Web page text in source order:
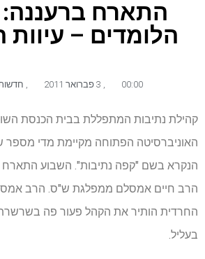
התארח
הלומדים – עיוות
00:00
,
,
קהילת נתיבות המתפללת בבית הכנסת
האוניברסיטה הפתוחה מקיימת מדי מספר
הנקרא בשם "קפה נתיבות". השבוע התארח
הרב חיים אמסלם ממפלגת ש"ס. הרב
החרדית הותיר את הקהל פעור פה בשרשרת
בעליל.